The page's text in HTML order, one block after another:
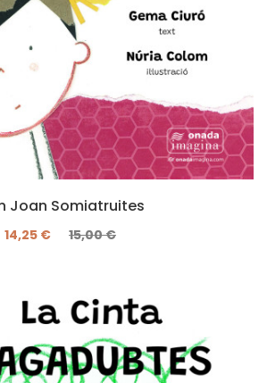
Joan Somiatruites
14,25 € 15,00 €